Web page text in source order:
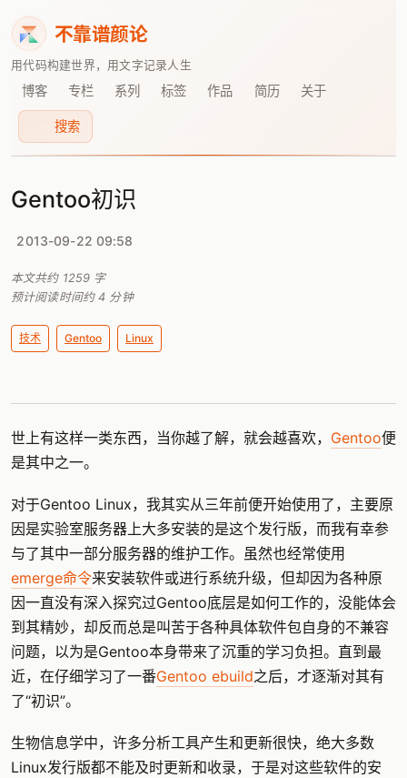
不靠谱颜论
用代码构建世界，用文字记录人生
博客 专栏 系列 标签 作品 简历 关于
搜索
Gentoo初识
2013-09-22 09:58
本文共约 1259 字
预计阅读时间约4 分钟
技术 Gentoo Linux
世上有这样一类东西，当你越了解，就会越喜欢， Gentoo便
是其中之一。
对于Gentoo Linux，我其实从三年前便开始使用了，主要原
因是实验室服务器上大多安装的是这个发行版，而我有幸参
与了其中一部分服务器的维护工作。虽然也经常使用
emerge命令来安装软件或进行系统升级，但却因为各种原
因一直没有深入探究过Gentoo底层是如何工作的，没能体会
到其精妙，却反而总是叫苦于各种具体软件包自身的不兼容
问题，以为是Gentoo本身带来了沉重的学习负担。直到最
近，在仔细学习了一番Gentoo ebuild之后，才逐渐对其有
了“初识”。
生物信息学中，许多分析工具产生和更新很快，绝大多数
Linux发行版都不能及时更新和收录，于是对这些软件的安